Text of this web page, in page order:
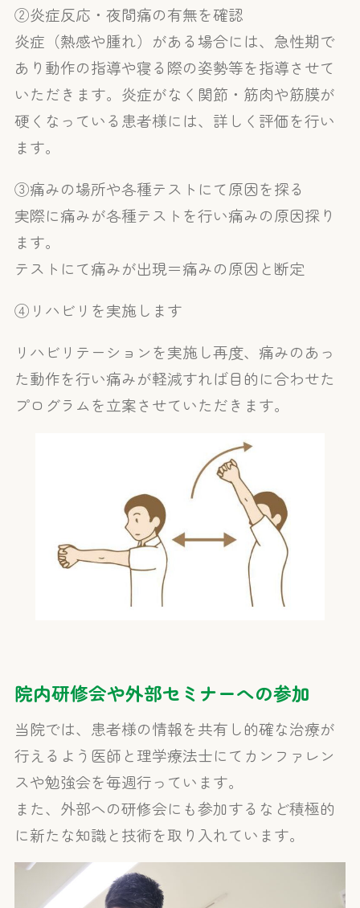
②炎症反応・夜間痛の有無を確認
炎症（熱感や腫れ）がある場合には、急性期で
あり動作の指導や寝る際の姿勢等を指導させて
いただきます。炎症がなく関節・筋肉や筋膜が
硬くなっている患者様には、詳しく評価を行い
ます。
③痛みの場所や各種テストにて原因を探る
実際に痛みが各種テストを行い痛みの原因探り
ます。
テストにて痛みが出現＝痛みの原因と断定
④リハビリを実施します
リハビリテーションを実施し再度、痛みのあっ
た動作を行い痛みが軽減すれば目的に合わせた
プログラムを立案させていただきます。
院内研修会や外部セミナーへの参加
当院では、患者様の情報を共有し的確な治療が
行えるよう医師と理学療法士にてカンファレン
スや勉強会を毎週行っています。
また、外部への研修会にも参加するなど積極的
に新たな知識と技術を取り入れています。